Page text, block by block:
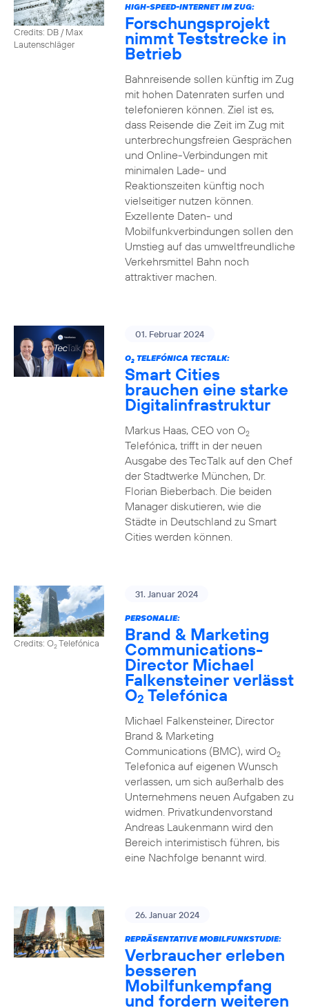
Credits: DB / Max
Lautenschläger
HIGH-SPEED-INTERNET IM ZUG:
Forschungsprojekt
nimmt Teststrecke in
Betrieb
Bahnreisende sollen künftig im Zug
mit hohen Datenraten surfen und
telefonieren können. Ziel ist es,
dass Reisende die Zeit im Zug mit
unterbrechungsfreien Gesprächen
und Online-Verbindungen mit
minimalen Lade- und
Reaktionszeiten künftig noch
vielseitiger nutzen können.
Exzellente Daten- und
Mobilfunkverbindungen sollen den
Umstieg auf das umweltfreundliche
Verkehrsmittel Bahn noch
attraktiver machen.
01. Februar 2024
O2TELEFÓNICA TECTALK:
Smart Cities
brauchen eine starke
Digitalinfrastruktur
Markus Haas, CEO von O2
Telefónica, trifft in der neuen
Ausgabe des TecTalk auf den Chef
der Stadtwerke München, Dr.
Florian Bieberbach. Die beiden
Manager diskutieren, wie die
Städte in Deutschland zu Smart
Cities werden können.
Credits: O2Telefónica
31. Januar 2024
PERSONALIE:
Brand & Marketing
Communications-
Director Michael
Falkensteiner verlässt
O2 Telefónica
Michael Falkensteiner, Director
Brand & Marketing
Communications (BMC), wird O2
Telefonica auf eigenen Wunsch
verlassen, um sich außerhalb des
Unternehmens neuen Aufgaben zu
widmen. Privatkundenvorstand
Andreas Laukenmann wird den
Bereich interimistisch führen, bis
eine Nachfolge benannt wird.
26. Januar 2024
REPRÄSENTATIVE MOBILFUNKSTUDIE:
Verbraucher erleben
besseren
Mobilfunkempfang
und fordern weiteren